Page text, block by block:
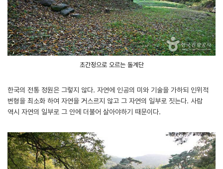
초간정으로 오르는 돌계단
한국의 전통 정원은 그렇지 않다. 자연에 인공의 미와 기술을 가하되 인위적
변형을 최소화 하여 자연을 거스르지 않고 그 자연의 일부로 짓는다. 사람
역시 자연의 일부로 그 안에 더불어 살아야하기 때문이다.